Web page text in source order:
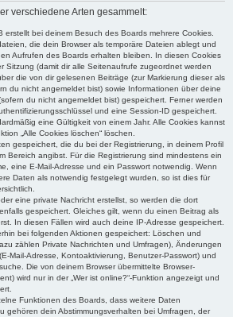
verschiedene Arten gesammelt:
erstellt bei deinem Besuch des Boards mehrere Cookies.
die dein Browser als temporäre Dateien ablegt und
Aufrufen des Boards erhalten bleiben. In diesen Cookies
Sitzung (damit dir alle Seitenaufrufe zugeordnet werden
die von dir gelesenen Beiträge (zur Markierung dieser als
du nicht angemeldet bist) sowie Informationen über deine
du nicht angemeldet bist) gespeichert. Ferner werden
und eine Session-ID gespeichert.
eine Gültigkeit von einem Jahr. Alle Cookies kannst
„Alle Cookies löschen“ löschen.
gespeichert, die du bei der Registrierung, in deinem Profil
Bereich angibst. Für die Registrierung sind mindestens ein
eine E-Mail-Adresse und ein Passwort notwendig. Wenn
Daten als notwendig festgelegt wurden, so ist dies für
eine private Nachricht erstellst, so werden die dort
gespeichert. Gleiches gilt, wenn du einen Beitrag als
In diesen Fällen wird auch deine IP-Adresse gespeichert.
bei folgenden Aktionen gespeichert: Löschen und
zählen Private Nachrichten und Umfragen), Änderungen
Mail-Adresse, Kontoaktivierung, Benutzer-Passwort) und
Die von deinem Browser übermittelte Browser-
wird nur in der „Wer ist online?“-Funktion angezeigt und
Funktionen des Boards, dass weitere Daten
gehören dein Abstimmungsverhalten bei Umfragen, der